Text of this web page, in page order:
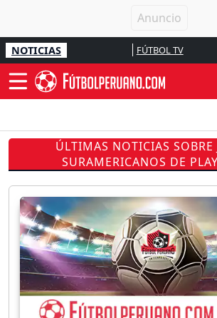
NOTICIAS FÚTBOL TV
ÚLTIMAS NOTICIAS SOBRE
SURAMERICANOS DE